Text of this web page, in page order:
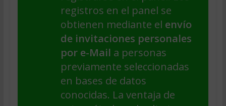
registros en el panel se
obtienen mediante el envío
de invitaciones personales
por e-Mail a personas
previamente seleccionadas
en bases de datos
conocidas. La ventaja de